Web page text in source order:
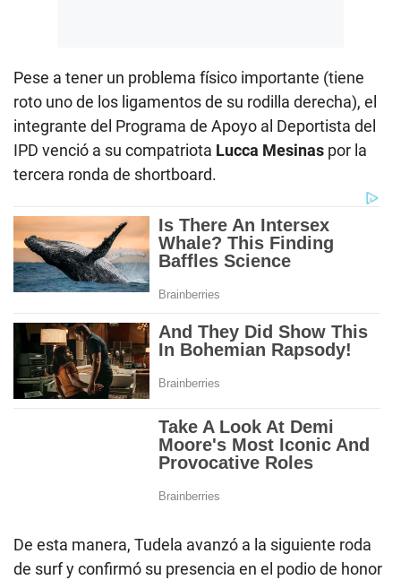
Pese a tener un problema físico importante (tiene
roto uno de los ligamentos de su rodilla derecha), el
integrante del Programa de Apoyo al Deportista del
IPD venció a su compatriota Lucca Mesinas por la
tercera ronda de shortboard.
De esta manera, Tudela avanzó a la siguiente roda
de surf y confirmó su presencia en el podio de honor